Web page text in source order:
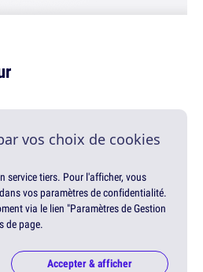
vos choix de cookies
service tiers. Pour l'afficher, vous
vos paramètres de confidentialité.
via le lien "Paramètres de Gestion
de page.
Accepter & afficher